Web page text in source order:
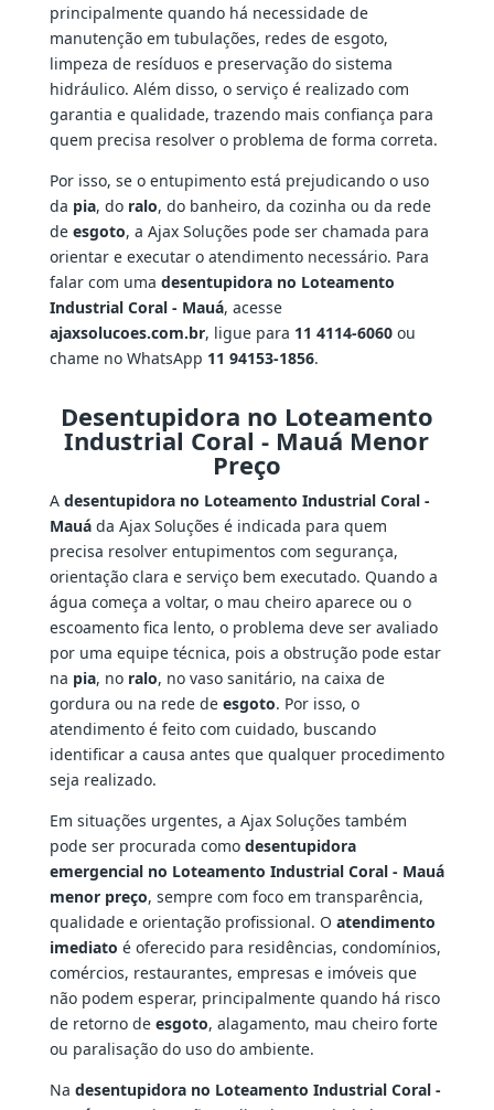
principalmente quando há necessidade de
manutenção em tubulações, redes de esgoto,
limpeza de resíduos e preservação do sistema
hidráulico. Além disso, o serviço é realizado com
garantia e qualidade, trazendo mais confiança para
quem precisa resolver o problema de forma correta.
Por isso, se o entupimento está prejudicando o uso
da pia, do ralo, do banheiro, da cozinha ou da rede
de esgoto, a Ajax Soluções pode ser chamada para
orientar e executar o atendimento necessário. Para
falar com uma desentupidora no Loteamento
Industrial Coral - Mauá, acesse
ajaxsolucoes.com.br, ligue para 11 4114-6060ou
chame no WhatsApp 11 94153-1856.
Desentupidora no Loteamento
Industrial Coral - Mauá Menor
Preço
A desentupidora no Loteamento Industrial Coral -
Mauáda Ajax Soluções é indicada para quem
precisa resolver entupimentos com segurança,
orientação clara e serviço bem executado. Quando a
água começa a voltar, o mau cheiro aparece ou o
escoamento fica lento, o problema deve ser avaliado
por uma equipe técnica, pois a obstrução pode estar
na pia, no ralo, no vaso sanitário, na caixa de
gordura ou na rede de esgoto. Por isso, o
atendimento é feito com cuidado, buscando
identificar a causa antes que qualquer procedimento
seja realizado.
Em situações urgentes, a Ajax Soluções também
pode ser procurada como desentupidora
emergencial no Loteamento Industrial Coral - Mauá
menor preço, sempre com foco em transparência,
qualidade e orientação profissional. O atendimento
imediato é oferecido para residências, condomínios,
comércios, restaurantes, empresas e imóveis que
não podem esperar, principalmente quando há risco
de retorno de esgoto, alagamento, mau cheiro forte
ou paralisação do uso do ambiente.
Na desentupidora no Loteamento Industrial Coral -